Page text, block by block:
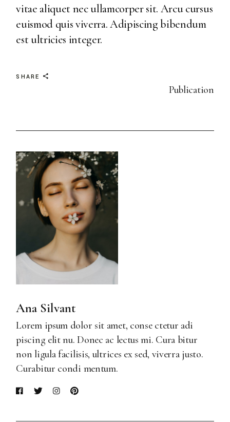
vitae aliquet nec ullamcorper sit. Arcu cursus
euismod quis viverra. Adipiscing bibendum
est ultricies integer.
SHARE
Publication
Ana Silvant
Lorem ipsum dolor sit amet, conse ctetur adi
piscing elit nu. Donec ac lectus mi. Cura bitur
non ligula facilisis, ultrices ex sed, viverra justo.
Curabitur condi mentum.